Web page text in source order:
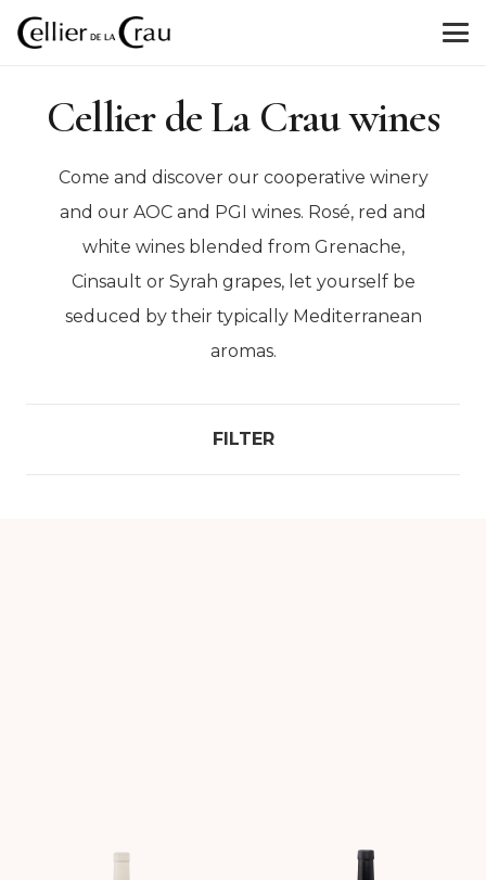
Cellier de La Crau wines
Come and discover our cooperative winery
and our AOC and PGI wines. Rosé, red and
white wines blended from Grenache,
Cinsault or Syrah grapes, let yourself be
seduced by their typically Mediterranean
aromas.
FILTER